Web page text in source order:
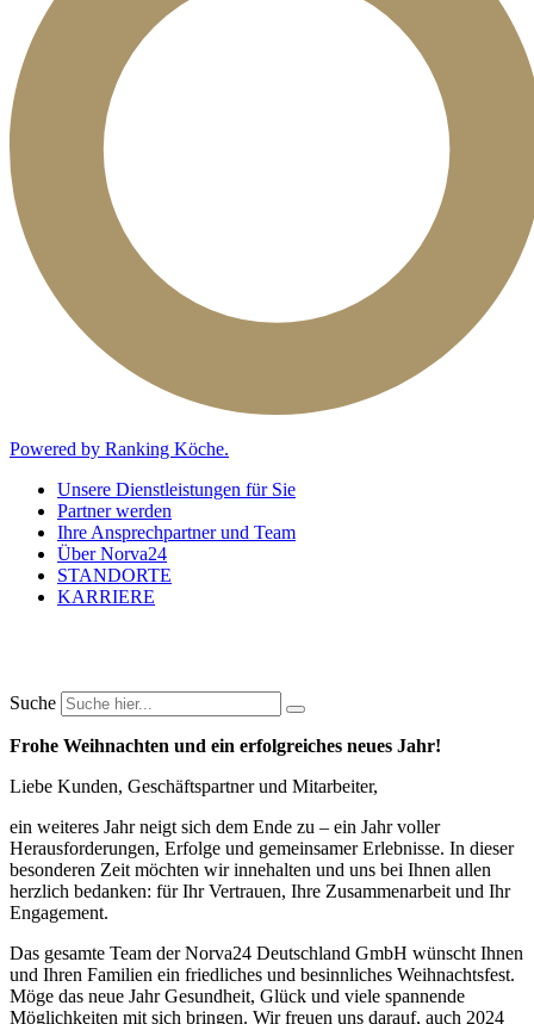
Powered by Ranking Köche.
Unsere Dienstleistungen für Sie
Partner werden
Ihre Ansprechpartner und Team
Über Norva24
STANDORTE
KARRIERE
Suche
Frohe Weihnachten und ein erfolgreiches neues Jahr!
Liebe Kunden, Geschäftspartner und Mitarbeiter,
ein weiteres Jahr neigt sich dem Ende zu – ein Jahr voller
Herausforderungen, Erfolge und gemeinsamer Erlebnisse. In dieser
besonderen Zeit möchten wir innehalten und uns bei Ihnen allen
herzlich bedanken: für Ihr Vertrauen, Ihre Zusammenarbeit und Ihr
Engagement.
Das gesamte Team der Norva24 Deutschland GmbH wünscht Ihnen
und Ihren Familien ein friedliches und besinnliches Weihnachtsfest.
Möge das neue Jahr Gesundheit, Glück und viele spannende
Möglichkeiten mit sich bringen. Wir freuen uns darauf, auch 2024